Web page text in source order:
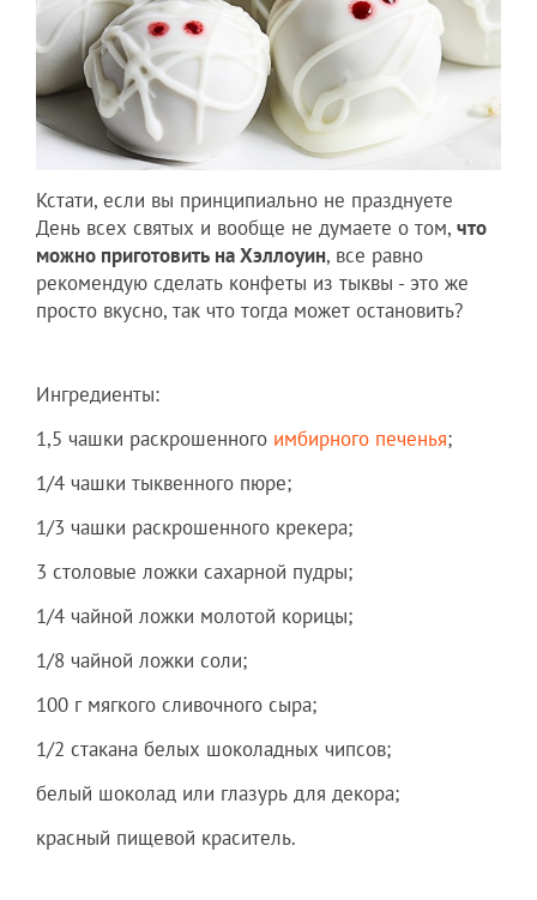
Кстати, если вы принципиально не празднуете
День всех святых и вообще не думаете о том, что
можно приготовить на Хэллоуин, все равно
рекомендую сделать конфеты из тыквы - это же
просто вкусно, так что тогда может остановить?
Ингредиенты:
1,5 чашки раскрошенного имбирного печенья;
1/4 чашки тыквенного пюре;
1/3 чашки раскрошенного крекера;
3 столовые ложки сахарной пудры;
1/4 чайной ложки молотой корицы;
1/8 чайной ложки соли;
100 г мягкого сливочного сыра;
1/2 стакана белых шоколадных чипсов;
белый шоколад или глазурь для декора;
красный пищевой краситель.